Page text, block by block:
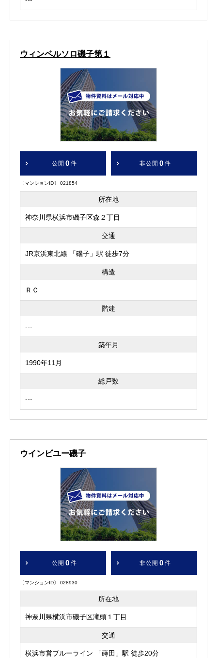
ウィンベルソロ磯子第１
公開 0 件 非公開 0 件
〔マンションID〕 021854
所在地
神奈川県横浜市磯子区森２丁目
交通
JR京浜東北線 「磯子」駅 徒歩7分
構造
ＲＣ
階建
---
築年月
1990年11月
総戸数
---
ウインビユー磯子
公開 0 件 非公開 0 件
〔マンションID〕 028930
所在地
神奈川県横浜市磯子区滝頭１丁目
交通
横浜市営ブルーライン 「蒔田」駅 徒歩20分